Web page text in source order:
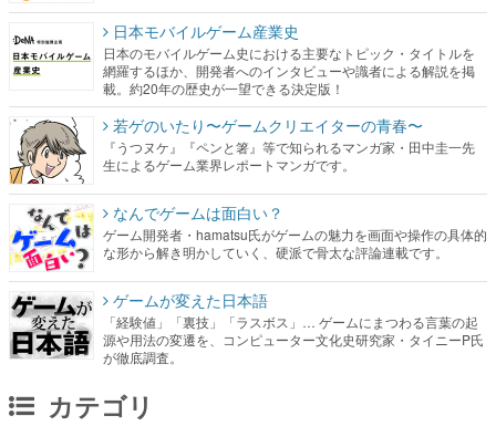
日本モバイルゲーム産業史
日本のモバイルゲーム史における主要なトピック・タイトルを
網羅するほか、開発者へのインタビューや識者による解説を掲
載。約20年の歴史が一望できる決定版！
若ゲのいたり〜ゲームクリエイターの青春〜
『うつヌケ』『ペンと箸』等で知られるマンガ家・田中圭一先
生によるゲーム業界レポートマンガです。
なんでゲームは面白い？
ゲーム開発者・hamatsu氏がゲームの魅力を画面や操作の具体的
な形から解き明かしていく、硬派で骨太な評論連載です。
ゲームが変えた日本語
「経験値」「裏技」「ラスボス」… ゲームにまつわる言葉の起
源や用法の変遷を、コンピューター文化史研究家・タイニーP氏
が徹底調査。
カテゴリ